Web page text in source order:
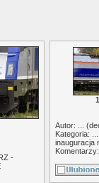
-
Autor: ... (
Kategoria:
inauguracja